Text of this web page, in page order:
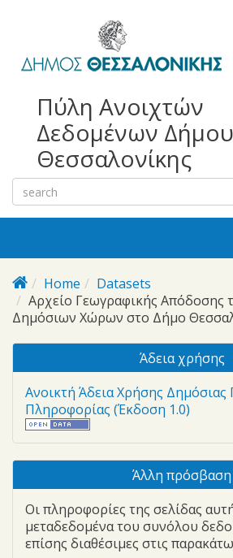
bayan
escort
escort
Πύλη Ανοιχτών
Δεδομένων Δήμου
Θεσσαλονίκης
Home
Datasets
Αρχείο Γεωγραφικής Απόδοσης
Δημόσιων Χώρων στο Δήμο
Άδεια χρήσης
Ανοικτή Άδεια Χρήσης
Πληροφορίας (Έκδοση 1.0)
Άλλη πρόσβαση
Οι πληροφορίες της σελίδας
μεταδεδομένα του συνόλου
επίσης διαθέσιμες στις